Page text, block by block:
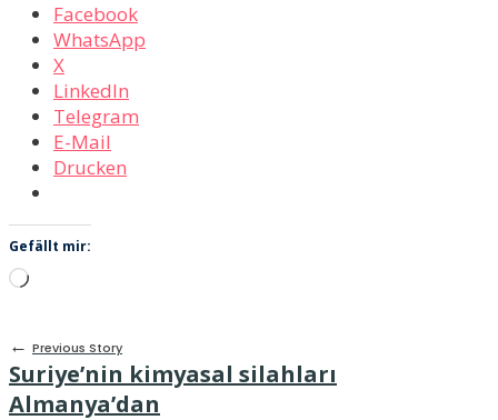
Facebook
WhatsApp
X
LinkedIn
Telegram
E-Mail
Drucken
Gefällt mir:
Wird
← Previous Story
Suriye’nin kimyasal silahları
Almanya’dan